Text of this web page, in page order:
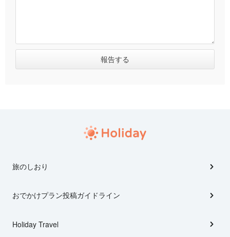
旅のしおり
おでかけプラン投稿ガイドライン
Holiday Travel